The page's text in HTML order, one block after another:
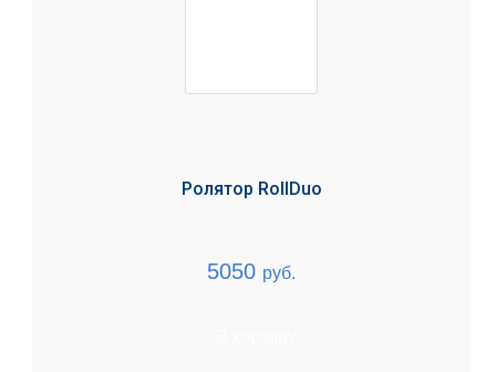
Ролятор RollDuo
5050 руб.